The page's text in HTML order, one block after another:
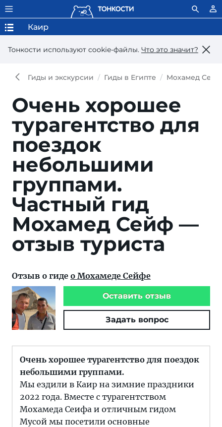
Тонкости используют сookie-файлы. Что это значит?
Каир
Гиды и экскурсии Гиды в Египте Мохамед Сейф
Очень хорошее
турагентство для
поездок
небольшими
группами.
Частный гид
Мохамед Сейф —
отзыв туриста
Отзыв о гиде о Мохамеде Сейфе
Оставить отзыв
Задать вопрос
Очень хорошее турагентство для поездок
небольшими группами.
Мы ездили в Каир на зимние праздники
2022 года. Вместе с турагентством
Мохамеда Сеифа и отличным гидом
Мусой мы посетили основные